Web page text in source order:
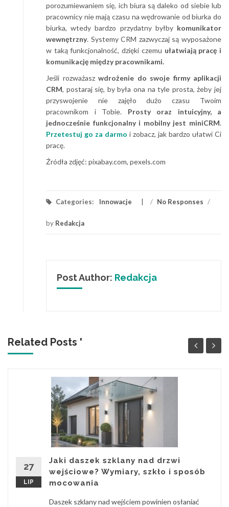
porozumiewaniem się, ich biura są daleko od siebie lub
pracownicy nie mają czasu na wędrowanie od biurka do
biurka, wtedy bardzo przydatny byłbykomunikator
wewnętrzny. Systemy CRM zazwyczaj są wyposażone
w taką funkcjonalność, dzięki czemu ułatwiają pracę i
komunikację między pracownikami.
Jeśli rozważaszwdrożenie do swoje firmy aplikacji
CRM, postaraj się, by była ona na tyle prosta, żeby jej
przyswojenie nie zajęło dużo czasu Twoim
pracownikom i Tobie. Prosty oraz intuicyjny, a
jednocześnie funkcjonalny i mobilny jest miniCRM.
Przetestuj go za darmo i zobacz, jak bardzo ułatwi Ci
pracę.
Źródła zdjęć: pixabay.com, pexels.com
Categories: Innowacje / No Responses /
by Redakcja
Post Author: Redakcja
Related Posts '
27
LIP
Jaki daszek szklany nad drzwi
wejściowe? Wymiary, szkło i sposób
mocowania
Daszek szklany nad wejściem powinien osłaniać